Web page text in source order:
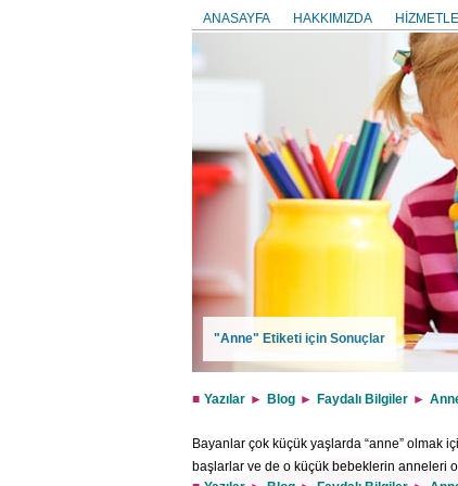
ANASAYFA HAKKIMIZDA
"Anne" Etiketi için Sonuçlar
Yazılar Blog Faydalı Bilgiler
Bayanlar çok küçük yaşlarda “anne” olmak
başlarlar ve de o küçük bebeklerin anneleri